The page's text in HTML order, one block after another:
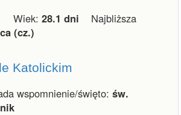
Wiek: 28.1 dni Najbliższa
(cz.)
Katolickim
wspomnienie/święto: św.